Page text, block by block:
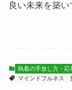
良い未来を築い
執着の手放し方・応
マインドフルネス